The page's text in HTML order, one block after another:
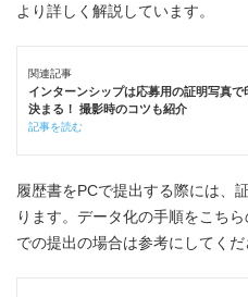
より詳しく解説しています。
関連記事
インターンシップは応募用の証明写真で
決まる！ 撮影時のコツも紹介
記事を読む
履歴書をPCで提出する際には、
ります。データ化の手順をこち
での提出の場合は参考にしてくだ